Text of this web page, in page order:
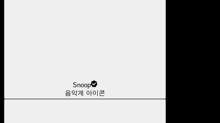
Snoop
음악계 아이콘